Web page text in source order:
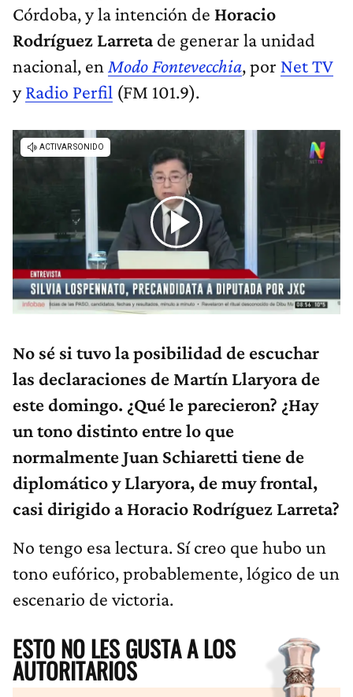
Córdoba, y la intención de Horacio
Rodríguez Larretade generar la unidad
nacional, en Modo Fontevecchia, por Net TV
yRadio Perfil (FM 101.9).
No sé si tuvo la posibilidad de escuchar
las declaraciones de Martín Llaryora de
este domingo. ¿Qué le parecieron? ¿Hay
un tono distinto entre lo que
normalmente Juan Schiaretti tiene de
diplomático y Llaryora, de muy frontal,
casi dirigido a Horacio Rodríguez Larreta?
No tengo esa lectura. Sí creo que hubo un
tono eufórico, probablemente, lógico de un
escenario de victoria.
ESTO NO LES GUSTA A LOS
AUTORITARIOS